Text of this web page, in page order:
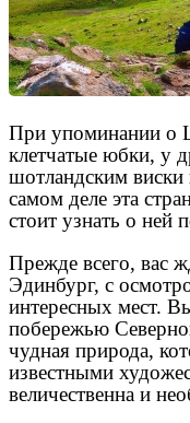
При упоминании о
клетчатые юбки, у
шотландским
самом деле эта
стоит узнать о ней
Прежде всего, вас
Эдинбург, с
интересных мест.
побережью
чудная природа,
известными
величественна и